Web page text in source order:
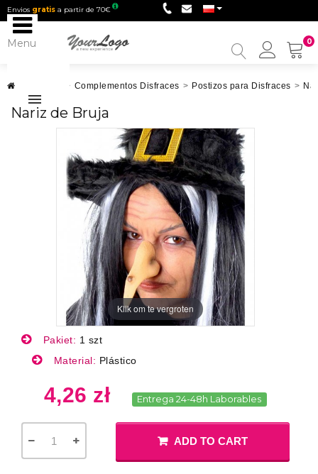
Envios gratis a partir de 70€
0
My
Menu
> Complementos Disfraces > Postizos para Disfraces >
Nariz de Bruja
Klik om te vergroten
Pakiet: 1 szt
Material: Plástico
4,26 zł Entrega 24-48h Laborables
ADD TO CART